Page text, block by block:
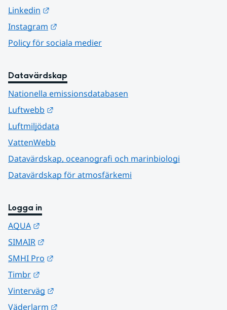
Linkedin
Instagram
Policy för sociala medier
Datavärdskap
Nationella emissionsdatabasen
Luftwebb
Luftmiljödata
VattenWebb
Datavärdskap, oceanografi och marinbiologi
Datavärdskap för atmosfärkemi
Logga in
AQUA
SIMAIR
SMHI Pro
Timbr
Vinterväg
Väderlarm